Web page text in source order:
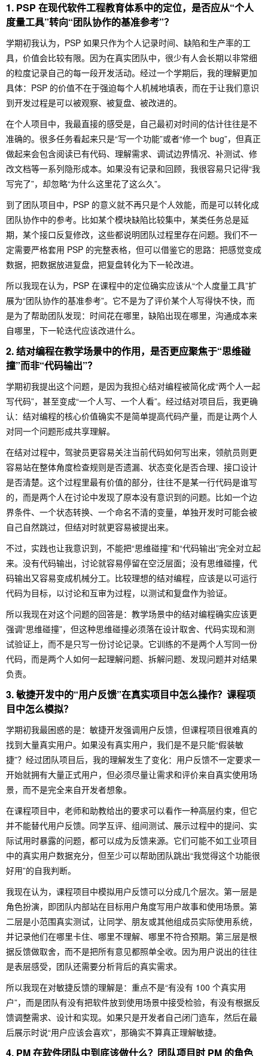
1. PSP 在现代软件工程教育体系中的定位，是否应从“个人
度量工具”转向“团队协作的基准参考”？
学期初我认为，PSP 如果只作为个人记录时间、缺陷和生产率的工
具，价值会比较有限。因为在真实团队中，很少有人会长期以非常细
的粒度记录自己的每一段开发活动。经过一个学期后，我的理解更加
具体：PSP 的价值不在于强迫每个人机械地填表，而在于让我们意识
到开发过程是可以被观察、被复盘、被改进的。
在个人项目中，我最直接的感受是，自己最初对时间的估计往往是不
准确的。很多任务看起来只是“写一个功能”或者“修一个 bug”，但真正
做起来会包含阅读已有代码、理解需求、调试边界情况、补测试、修
改文档等一系列隐形成本。如果没有记录和回顾，我很容易只记得“我
写完了”，却忽略“为什么这里花了这么久”。
到了团队项目中，PSP 的意义就不再只是个人效能，而是可以转化成
团队协作中的参考。比如某个模块缺陷比较集中，某类任务总是延
期，某个接口反复修改，这些都说明团队过程里存在问题。我们不一
定需要严格套用 PSP 的完整表格，但可以借鉴它的思路：把感觉变成
数据，把数据放进复盘，把复盘转化为下一轮改进。
所以我现在认为，PSP 在课程中的定位确实应该从“个人度量工具”扩
展为“团队协作的基准参考”。它不是为了评价某个人写得快不快，而
是为了帮助团队发现：时间花在哪里，缺陷出现在哪里，沟通成本来
自哪里，下一轮迭代应该改进什么。
2. 结对编程在教学场景中的作用，是否更应聚焦于“思维碰
撞”而非“代码输出”？
学期初我提出这个问题，是因为我担心结对编程被简化成“两个人一起
写代码”，甚至变成“一个人写、一个人看”。经过结对项目后，我更确
认：结对编程的核心价值确实不是简单提高代码产量，而是让两个人
对同一个问题形成共享理解。
在结对过程中，驾驶员更容易关注当前代码如何写出来，领航员则更
容易站在整体角度检查规则是否遗漏、状态变化是否合理、接口设计
是否清楚。这个过程里最有价值的部分，往往不是某一行代码是谁写
的，而是两个人在讨论中发现了原本没有意识到的问题。比如一个边
界条件、一个状态转换、一个命名不清的变量，单独开发时可能会被
自己自然跳过，但结对时就更容易被提出来。
不过，实践也让我意识到，不能把“思维碰撞”和“代码输出”完全对立起
来。没有代码输出，讨论就容易停留在空泛层面；没有思维碰撞，代
码输出又容易变成机械分工。比较理想的结对编程，应该是以可运行
代码为目标，以讨论和互审为过程，以测试和复盘作为验证。
所以我现在对这个问题的回答是：教学场景中的结对编程确实应该更
强调“思维碰撞”，但这种思维碰撞必须落在设计取舍、代码实现和测
试验证上，而不是只写一份讨论记录。它训练的不是两个人写同一份
代码，而是两个人如何一起理解问题、拆解问题、发现问题并对结果
负责。
3. 敏捷开发中的“用户反馈”在真实项目中怎么操作？课程项
目中怎么模拟？
学期初我最困惑的是：敏捷开发强调用户反馈，但课程项目很难真的
找到大量真实用户。如果没有真实用户，我们是不是只能“假装敏
捷”？经过团队项目后，我的理解发生了变化：用户反馈不一定要求一
开始就拥有大量正式用户，但必须尽量让需求和评价来自真实使用场
景，而不是完全来自开发者想象。
在课程项目中，老师和助教给出的要求可以看作一种高层约束，但它
并不能替代用户反馈。同学互评、组间测试、展示过程中的提问、实
际试用时暴露的问题，都可以成为反馈来源。它们可能不如工业项目
中的真实用户数据充分，但至少可以帮助团队跳出“我觉得这个功能很
好用”的自我判断。
我现在认为，课程项目中模拟用户反馈可以分成几个层次。第一层是
角色扮演，即团队内部站在目标用户角度写用户故事和使用场景。第
二层是小范围真实测试，让同学、朋友或其他组成员实际使用系统，
并记录他们在哪里卡住、哪里不理解、哪里不符合预期。第三层是根
据反馈做取舍，而不是把所有意见都照单全收。因为用户说出的往往
是表层感受，团队还需要分析背后的真实需求。
所以我现在对敏捷反馈的理解是：重点不是“有没有 100 个真实用
户”，而是团队有没有把软件放到使用场景中接受检验，有没有根据反
馈调整需求、设计和实现。如果只是开发者自己闭门造车，然后在最
后展示时说“用户应该会喜欢”，那确实不算真正理解敏捷。
4. PM 在软件团队中到底该做什么？团队项目时 PM 的角色